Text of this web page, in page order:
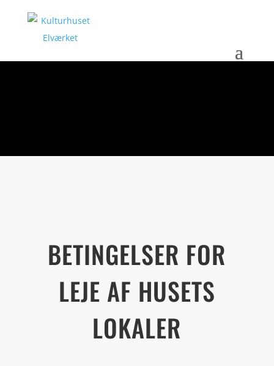
BETINGELSER FOR
LEJE AF HUSETS
LOKALER